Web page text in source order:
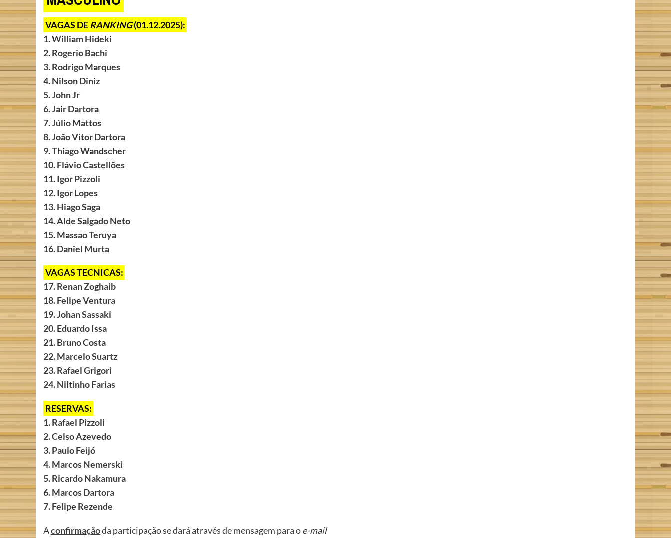
VAGAS DERANKING(01.12.2025):
1. William Hideki
2. Rogerio Bachi
3. Rodrigo Marques
4. Nilson Diniz
5. John Jr
6. Jair Dartora
7. Júlio Mattos
8. João Vitor Dartora
9. Thiago Wandscher
10. Flávio Castellões
11. Igor Pizzoli
12. Igor Lopes
13. Hiago Saga
14. Alde Salgado Neto
15. Massao Teruya
16. Daniel Murta
VAGAS TÉCNICAS:
17. Renan Zoghaib
18. Felipe Ventura
19. Johan Sassaki
20. Eduardo Issa
21. Bruno Costa
22. Marcelo Suartz
23. Rafael Grigori
24. Niltinho Farias
RESERVAS:
1. Rafael Pizzoli
2. Celso Azevedo
3. Paulo Feijó
4. Marcos Nemerski
5. Ricardo Nakamura
6. Marcos Dartora
7. Felipe Rezende
Aconfirmaçãoda participação se dará através de mensagem para oe-mail